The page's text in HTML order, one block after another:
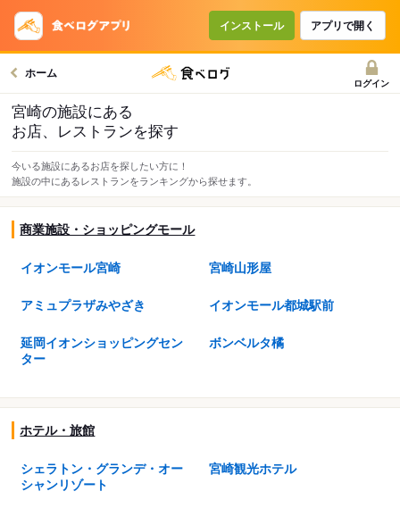
インストール アプリで開く
ホーム
ログイン
宮崎の施設にある
お店、レストランを探す
今いる施設にあるお店を探したい方に！
施設の中にあるレストランをランキングから探せます。
商業施設・ショッピングモール
イオンモール宮崎 宮崎山形屋
アミュプラザみやざき イオンモール都城駅前
延岡イオンショッピングセン
ター
ボンベルタ橘
ホテル・旅館
シェラトン・グランデ・オー
シャンリゾート
宮崎観光ホテル